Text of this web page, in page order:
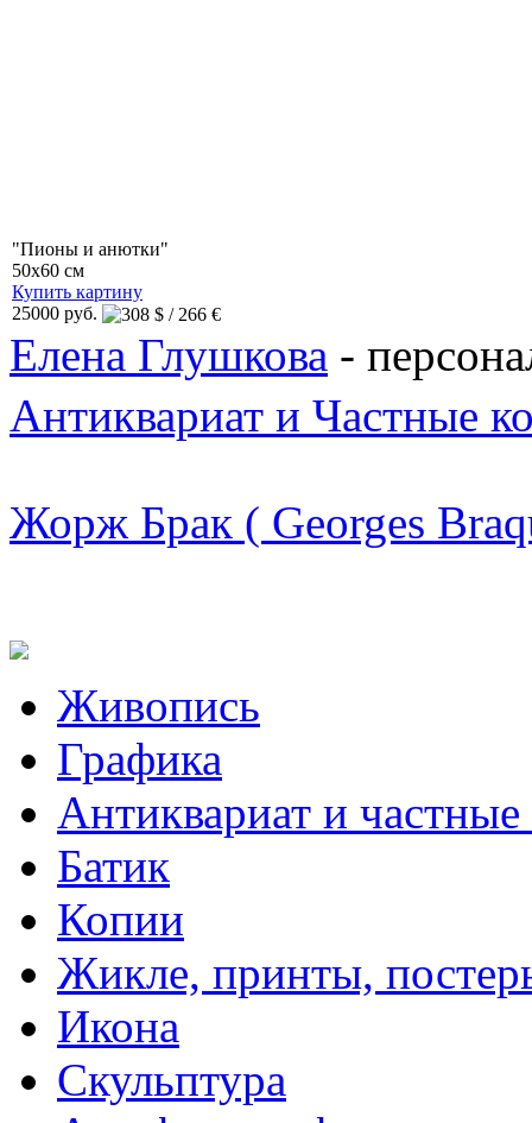
"Пионы и анютки"
50x60 см
Купить картину
25000 руб.
Елена Глушкова -
Антиквариат и Частные
Жорж Брак ( Georges
Живопись
Графика
Антиквариат и
Батик
Копии
Жикле, принты,
Икона
Скульптура